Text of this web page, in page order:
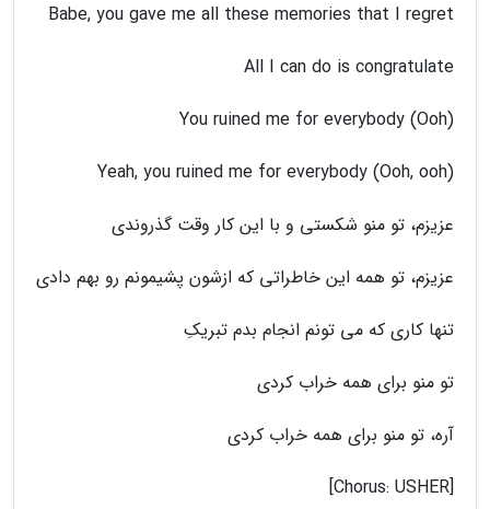
Babe, you gave me all these memories that I regret
All I can do is congratulate
You ruined me for everybody (Ooh)
Yeah, you ruined me for everybody (Ooh, ooh)
عزیزم، تو منو شکستی و با این کار وقت گذروندی
عزیزم، تو همه این خاطراتی که ازشون پشیمونم رو بهم دادی
تنها کاری که می تونم انجام بدم تبریکِ
تو منو برای همه خراب کردی
آره، تو منو برای همه خراب کردی
[Chorus: USHER]